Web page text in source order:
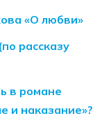
«О любви»
рассказу
в романе
и наказание»?